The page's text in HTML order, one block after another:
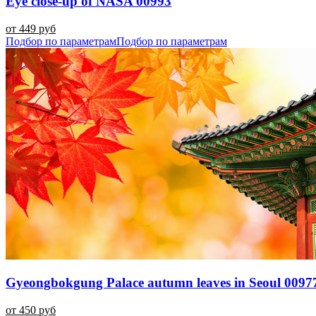
от 449 руб
Подбор по параметрамПодбор по параметрам
Gyeongbokgung Palace autumn leaves in Seoul
от 450 руб